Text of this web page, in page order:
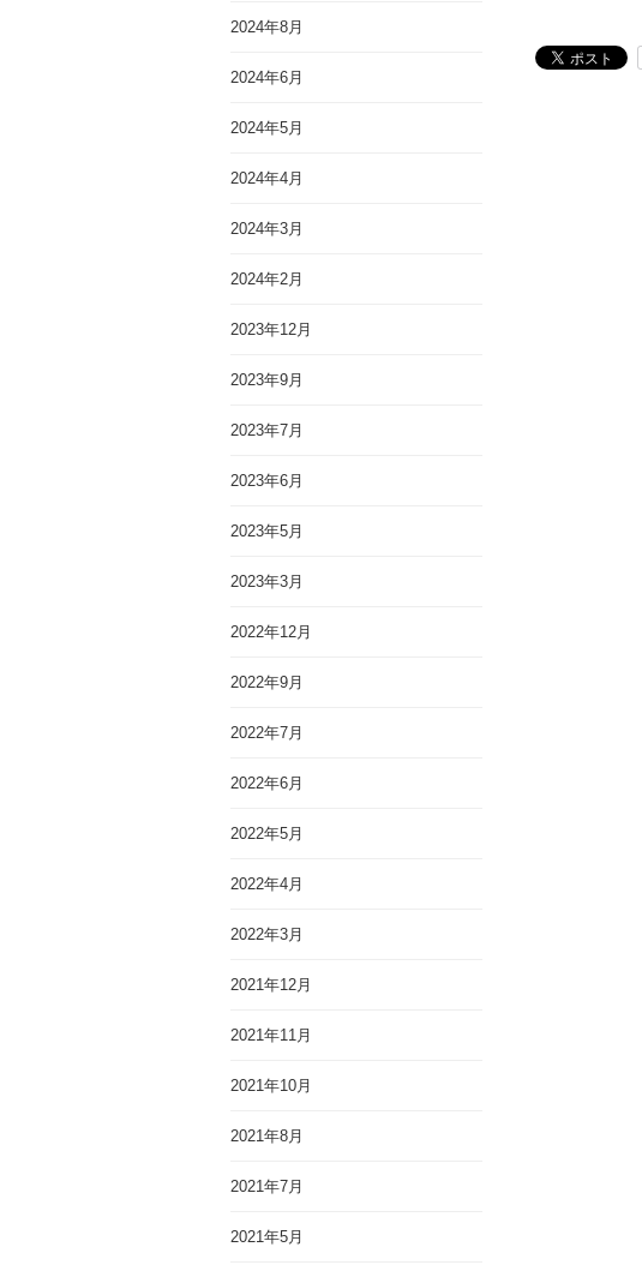
2024年8月
2024年6月
2024年5月
2024年4月
2024年3月
2024年2月
2023年12月
2023年9月
2023年7月
2023年6月
2023年5月
2023年3月
2022年12月
2022年9月
2022年7月
2022年6月
2022年5月
2022年4月
2022年3月
2021年12月
2021年11月
2021年10月
2021年8月
2021年7月
2021年5月